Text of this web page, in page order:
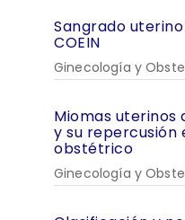
Sangrado
COEIN
Ginecología y
Miomas
y su repercusión
obstétrico
Ginecología y